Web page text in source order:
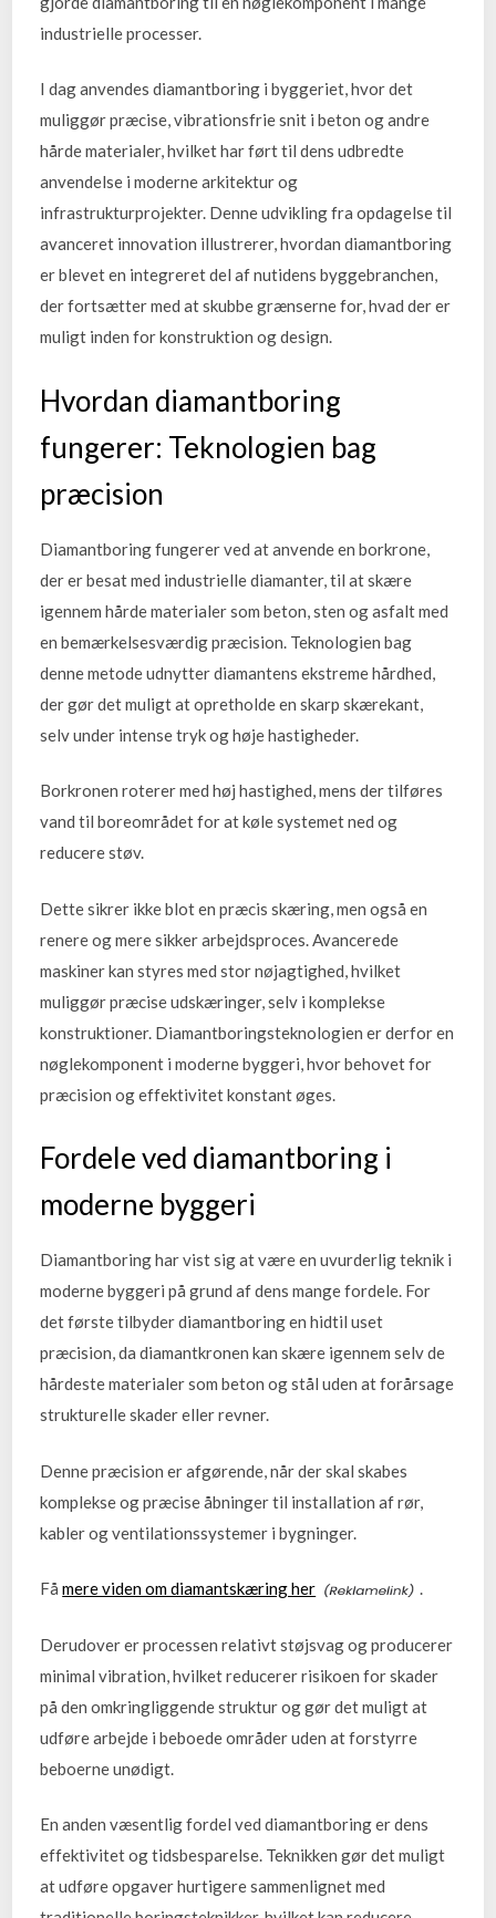
industrielle processer.
I dag anvendes diamantboring i byggeriet, hvor det
muliggør præcise, vibrationsfrie snit i beton og andre
hårde materialer, hvilket har ført til dens udbredte
anvendelse i moderne arkitektur og
infrastrukturprojekter. Denne udvikling fra opdagelse til
avanceret innovation illustrerer, hvordan diamantboring
er blevet en integreret del af nutidens byggebranchen,
der fortsætter med at skubbe grænserne for, hvad der er
muligt inden for konstruktion og design.
Hvordan diamantboring
fungerer: Teknologien bag
præcision
Diamantboring fungerer ved at anvende en borkrone,
der er besat med industrielle diamanter, til at skære
igennem hårde materialer som beton, sten og asfalt med
en bemærkelsesværdig præcision. Teknologien bag
denne metode udnytter diamantens ekstreme hårdhed,
der gør det muligt at opretholde en skarp skærekant,
selv under intense tryk og høje hastigheder.
Borkronen roterer med høj hastighed, mens der tilføres
vand til boreområdet for at køle systemet ned og
reducere støv.
Dette sikrer ikke blot en præcis skæring, men også en
renere og mere sikker arbejdsproces. Avancerede
maskiner kan styres med stor nøjagtighed, hvilket
muliggør præcise udskæringer, selv i komplekse
konstruktioner. Diamantboringsteknologien er derfor en
nøglekomponent i moderne byggeri, hvor behovet for
præcision og effektivitet konstant øges.
Fordele ved diamantboring i
moderne byggeri
Diamantboring har vist sig at være en uvurderlig teknik i
moderne byggeri på grund af dens mange fordele. For
det første tilbyder diamantboring en hidtil uset
præcision, da diamantkronen kan skære igennem selv de
hårdeste materialer som beton og stål uden at forårsage
strukturelle skader eller revner.
Denne præcision er afgørende, når der skal skabes
komplekse og præcise åbninger til installation af rør,
kabler og ventilationssystemer i bygninger.
Fåmere viden om diamantskæring her .
Derudover er processen relativt støjsvag og producerer
minimal vibration, hvilket reducerer risikoen for skader
på den omkringliggende struktur og gør det muligt at
udføre arbejde i beboede områder uden at forstyrre
beboerne unødigt.
En anden væsentlig fordel ved diamantboring er dens
effektivitet og tidsbesparelse. Teknikken gør det muligt
at udføre opgaver hurtigere sammenlignet med